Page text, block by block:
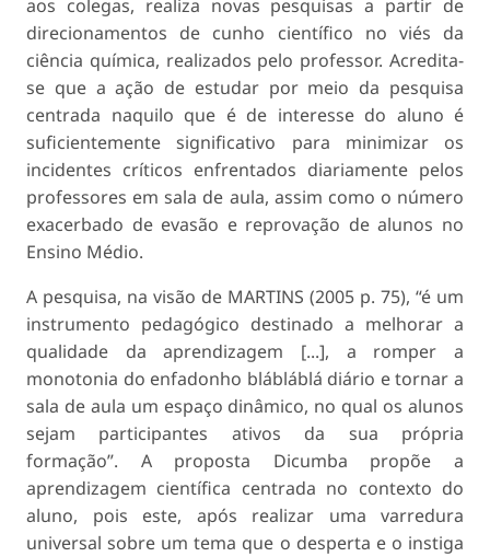
aos colegas, realiza novas pesquisas a partir de
direcionamentos de cunho científico no viés da
ciência química, realizados pelo professor. Acredita-
se que a ação de estudar por meio da pesquisa
centrada naquilo que é de interesse do aluno é
suficientemente significativo para minimizar os
incidentes críticos enfrentados diariamente pelos
professores em sala de aula, assim como o número
exacerbado de evasão e reprovação de alunos no
Ensino Médio.
A pesquisa, na visão de MARTINS (2005 p. 75), “é um
instrumento pedagógico destinado a melhorar a
qualidade da aprendizagem [...], a romper a
monotonia do enfadonho blábláblá diário e tornar a
sala de aula um espaço dinâmico, no qual os alunos
sejam participantes ativos da sua própria
formação”. A proposta Dicumba propõe a
aprendizagem científica centrada no contexto do
aluno, pois este, após realizar uma varredura
universal sobre um tema que o desperta e o instiga